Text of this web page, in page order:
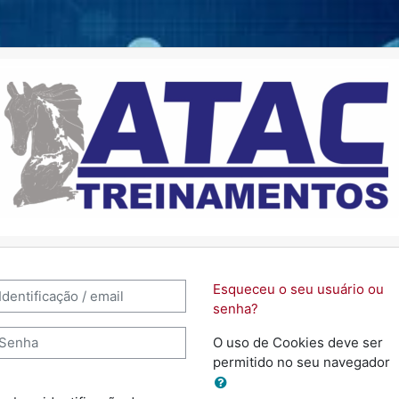
Portal ATAC Treinamentos:
/ email
Esqueceu o seu usuário ou
senha?
O uso de Cookies deve ser
permitido no seu navegador